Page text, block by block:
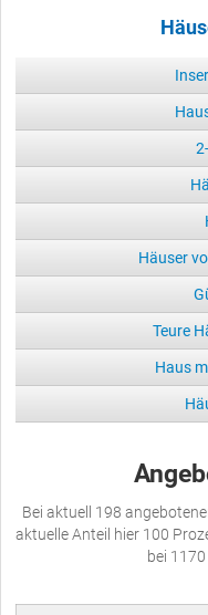
Häuser
Teure
Haus
Bei aktuell 198
aktuelle Anteil hier 100
bei